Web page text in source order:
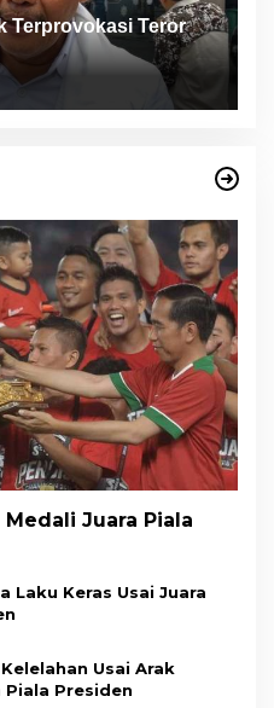
Terprovokasi Teror
Juara Piala
Laku Keras Usai Juara
Usai Arak
Piala Presiden